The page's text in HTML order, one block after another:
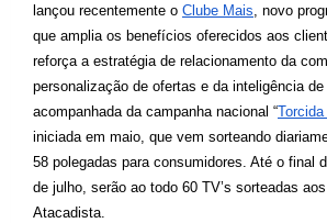
lançou recentemente o Clube Mais , novo
que amplia os benefícios oferecidos aos
reforça a estratégia de relacionamento da
personalização de ofertas e da inteligência
acompanhada da campanha nacional “
iniciada em maio, que vem sorteando
58 polegadas para consumidores. Até o final
de julho, serão ao todo 60 TV’s sorteadas
Atacadista.